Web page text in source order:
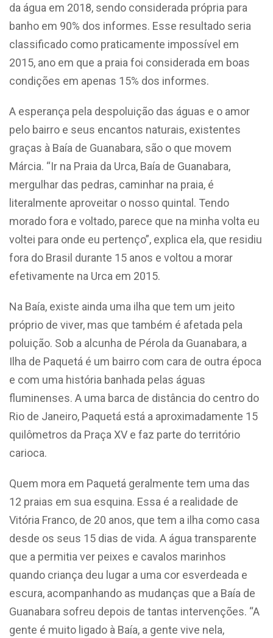
da água em 2018, sendo considerada própria para
banho em 90% dos informes. Esse resultado seria
classificado como praticamente impossível em
2015, ano em que a praia foi considerada em boas
condições em apenas 15% dos informes.
A esperança pela despoluição das águas e o amor
pelo bairro e seus encantos naturais, existentes
graças à Baía de Guanabara, são o que movem
Márcia. “Ir na Praia da Urca, Baía de Guanabara,
mergulhar das pedras, caminhar na praia, é
literalmente aproveitar o nosso quintal. Tendo
morado fora e voltado, parece que na minha volta eu
voltei para onde eu pertenço”, explica ela, que residiu
fora do Brasil durante 15 anos e voltou a morar
efetivamente na Urca em 2015.
Na Baía, existe ainda uma ilha que tem um jeito
próprio de viver, mas que também é afetada pela
poluição. Sob a alcunha de Pérola da Guanabara, a
Ilha de Paquetá é um bairro com cara de outra época
e com uma história banhada pelas águas
fluminenses. A uma barca de distância do centro do
Rio de Janeiro, Paquetá está a aproximadamente 15
quilômetros da Praça XV e faz parte do território
carioca.
Quem mora em Paquetá geralmente tem uma das
12 praias em sua esquina. Essa é a realidade de
Vitória Franco, de 20 anos, que tem a ilha como casa
desde os seus 15 dias de vida. A água transparente
que a permitia ver peixes e cavalos marinhos
quando criança deu lugar a uma cor esverdeada e
escura, acompanhando as mudanças que a Baía de
Guanabara sofreu depois de tantas intervenções. “A
gente é muito ligado à Baía, a gente vive nela,